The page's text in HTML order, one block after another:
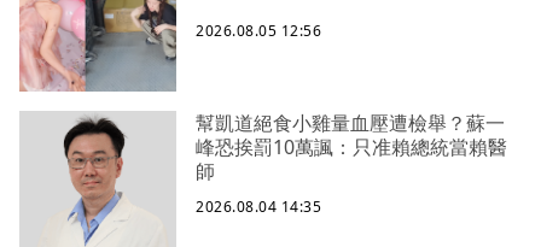
2026.08.05 12:56
幫凱道絕食小雞量血壓遭檢舉？蘇一
峰恐挨罰10萬諷：只准賴總統當賴醫
師
2026.08.04 14:35